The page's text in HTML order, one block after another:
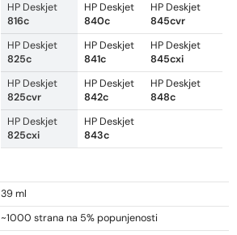
HP Deskjet
816c
HP Deskjet
840c
HP Deskjet
845cvr
HP Deskjet
825c
HP Deskjet
841c
HP Deskjet
845cxi
HP Deskjet
825cvr
HP Deskjet
842c
HP Deskjet
848c
HP Deskjet
825cxi
HP Deskjet
843c
39 ml
~1000 strana na 5% popunjenosti